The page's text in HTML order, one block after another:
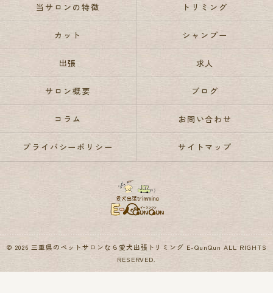
当サロンの特徴 トリミング
カット シャンプー
出張 求人
サロン概要 ブログ
コラム お問い合わせ
プライバシーポリシー サイトマップ
© 2026 三重県のペットサロンなら愛犬出張トリミング E-QunQun ALL RIGHTS
RESERVED.